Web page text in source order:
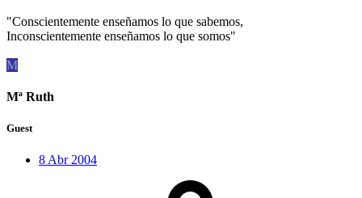
"Conscientemente enseñamos lo que sabemos,
Inconscientemente enseñamos lo que somos"
M
Mª Ruth
Guest
8 Abr 2004